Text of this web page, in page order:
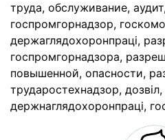
труда, обслуживание,
госпромгорнадзор,
держаглядохоронпраці,
госпромгорнадзора,
повышенной, опасности,
трударостехнадзор, дозвіл,
держнаглядохоронпраці,